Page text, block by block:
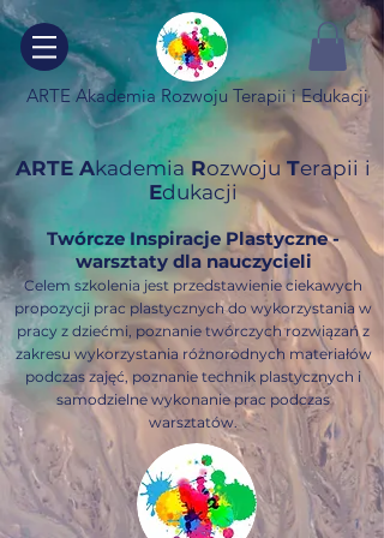
ARTE Akademia Rozwoju Terapii i Edukacji
ARTE AkademiaRozwojuTerapii i
Edukacji
Twórcze Inspiracje Plastyczne -
warsztaty dla nauczycieli
Celem szkolenia jest przedstawienie ciekawych
propozycji prac plastycznych do wykorzystania w
pracy z dziećmi, poznanie twórczych rozwiązań z
zakresu wykorzystania różnorodnych materiałów
podczas zajęć, poznanie technik plastycznych i
samodzielne wykonanie prac podczas
warsztatów.